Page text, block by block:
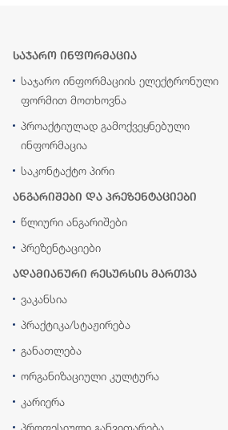
საჯარო ინფორმაცია
საჯარო ინფორმაციის ელექტრონული
ფორმით მოთხოვნა
პროაქტიულად გამოქვეყნებული
ინფორმაცია
საკონტაქტო პირი
ანგარიშები და პრეზენტაციები
წლიური ანგარიშები
პრეზენტაციები
ადამიანური რესურსის მართვა
ვაკანსია
პრაქტიკა/სტაჟირება
განათლება
ორგანიზაციული კულტურა
კარიერა